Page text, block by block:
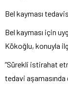
Bel kayması
Bel kayması için
Kökoğlu, konuyla
“Sürekli istirahat
tedavi aşamasında